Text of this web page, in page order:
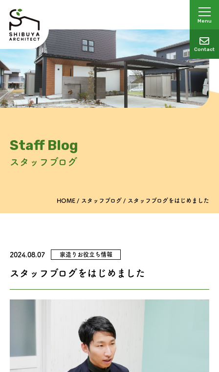
Menu
Contact
Staff Blog
スタッフブログ
HOME スタッフブログ スタッフブログをはじめました
2024.08.07 家造りお役立ち情報
スタッフブログをはじめました